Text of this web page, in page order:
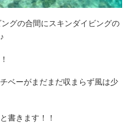
ングの合間にスキンダイビングの
ベーがまだまだ収まらず風は少
書きます！！